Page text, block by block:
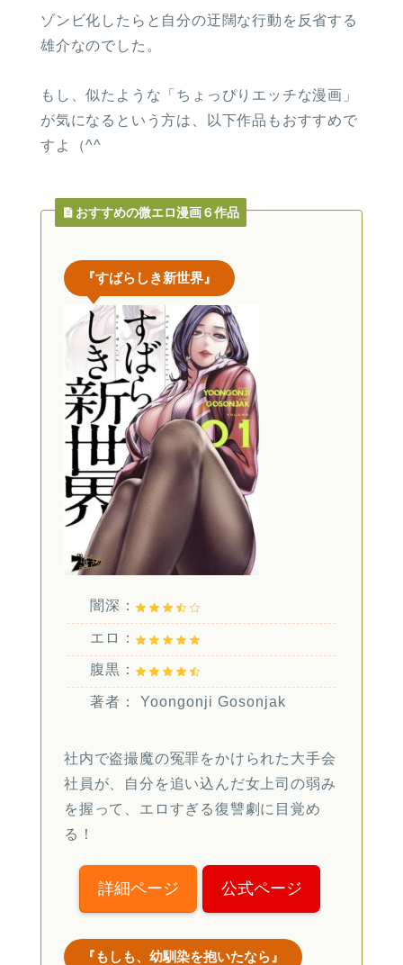
ゾンビ化したらと自分の迂闊な行動を反省する
雄介なのでした。
もし、似たような「ちょっぴりエッチな漫画」
が気になるという方は、以下作品もおすすめで
すよ（^^
おすすめの微エロ漫画６作品
『すばらしき新世界』
闇深：
エロ：
腹黒：
著者： Yoongonji Gosonjak
社内で盗撮魔の冤罪をかけられた大手会
社員が、自分を追い込んだ女上司の弱み
を握って、エロすぎる復讐劇に目覚め
る！
詳細ページ 公式ページ
『もしも、幼馴染を抱いたなら』